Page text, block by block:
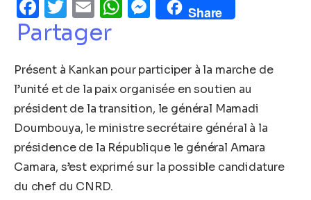
Facebook
Twitter
EmailWhatsApp
Messenger
Share
Partager
Présent à Kankan pour participer à la marche de
l’unité et de la paix organisée en soutien au
président de la transition, le général Mamadi
Doumbouya, le ministre secrétaire général à la
présidence de la République le général Amara
Camara, s’est exprimé sur la possible candidature
du chef du CNRD.